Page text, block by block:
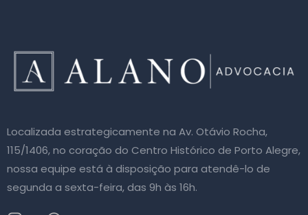
Localizada estrategicamente na Av. Otávio Rocha,
115/1406, no coração do Centro Histórico de Porto Alegre,
nossa equipe está à disposição para atendê-lo de
segunda a sexta-feira, das 9h às 16h.